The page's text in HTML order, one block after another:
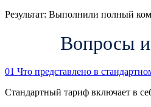
Результат: Выполнили полный
Вопросы
01 Что представлено в
Стандартный тариф включает в